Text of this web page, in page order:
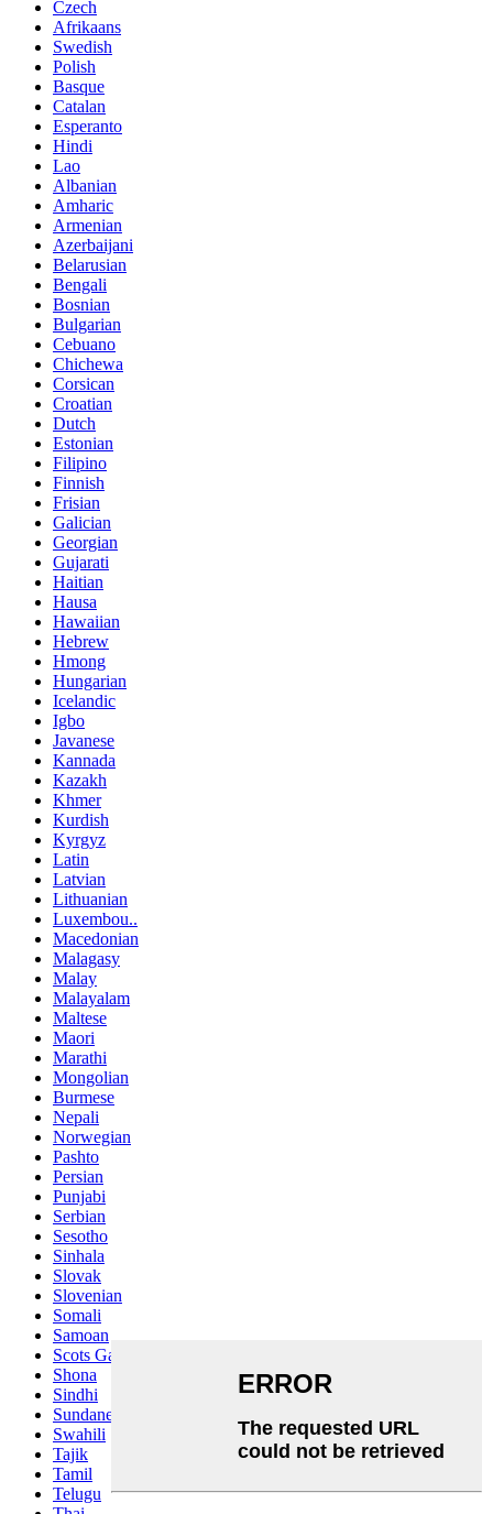
Czech
Afrikaans
Swedish
Polish
Basque
Catalan
Esperanto
Hindi
Lao
Albanian
Amharic
Armenian
Azerbaijani
Belarusian
Bengali
Bosnian
Bulgarian
Cebuano
Chichewa
Corsican
Croatian
Dutch
Estonian
Filipino
Finnish
Frisian
Galician
Georgian
Gujarati
Haitian
Hausa
Hawaiian
Hebrew
Hmong
Hungarian
Icelandic
Igbo
Javanese
Kannada
Kazakh
Khmer
Kurdish
Kyrgyz
Latin
Latvian
Lithuanian
Luxembou..
Macedonian
Malagasy
Malay
Malayalam
Maltese
Maori
Marathi
Mongolian
Burmese
Nepali
Norwegian
Pashto
Persian
Punjabi
Serbian
Sesotho
Sinhala
Slovak
Slovenian
Somali
Samoan
Scots Gaelic
Shona
Sindhi
Sundanese
Swahili
Tajik
Tamil
Telugu